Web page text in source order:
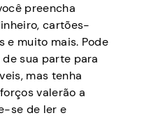
preencha
cartões-
e muito mais. Pode
sua parte para
mas tenha
valerão a
se de ler e